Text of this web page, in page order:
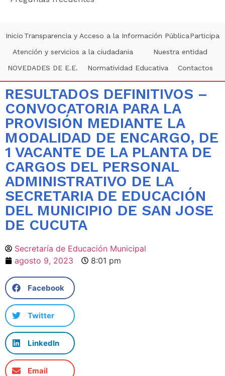
Inicio Transparencia y Acceso a la Información PúblicaParticipa
Atención y servicios a la ciudadania
Nuestra entidad
NOVEDADES DE E.E.
Normatividad Educativa Contactos
RESULTADOS DEFINITIVOS –
CONVOCATORIA PARA LA
PROVISIÓN MEDIANTE LA
MODALIDAD DE ENCARGO, DE
1 VACANTE DE LA PLANTA DE
CARGOS DEL PERSONAL
ADMINISTRATIVO DE LA
SECRETARIA DE EDUCACIÓN
DEL MUNICIPIO DE SAN JOSE
DE CUCUTA
Secretaría de Educación Municipal
agosto 9, 2023
8:01 pm
Facebook
Twitter
LinkedIn
Email